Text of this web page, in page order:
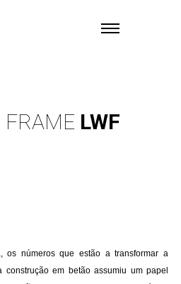
FRAME LWF
os números que estão a transformar a
construção em betão assumiu um papel